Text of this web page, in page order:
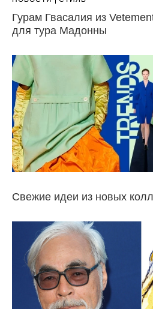
Гурам Гвасалия из
для тура Мадонны
Свежие идеи из новых